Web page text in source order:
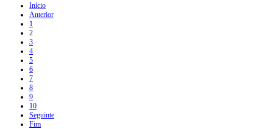
Início
Anterior
1
2
3
4
5
6
7
8
9
10
Seguinte
Fim